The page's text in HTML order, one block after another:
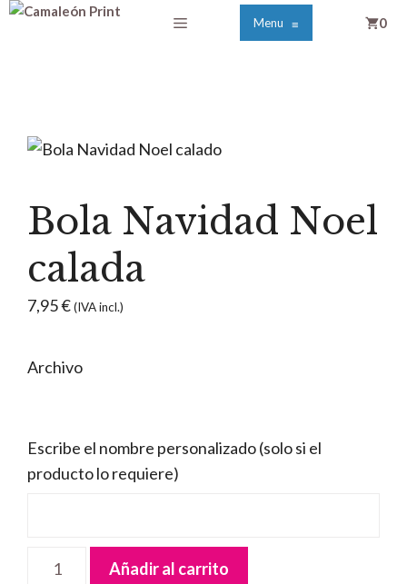
Saltar
Menú Menu ≡ 0
Bola Navidad Noel
calada
7,95€(IVA incl.)
Archivo
Escribe el nombre personalizado (solo si el
producto lo requiere)
Bola
Añadir al carrito